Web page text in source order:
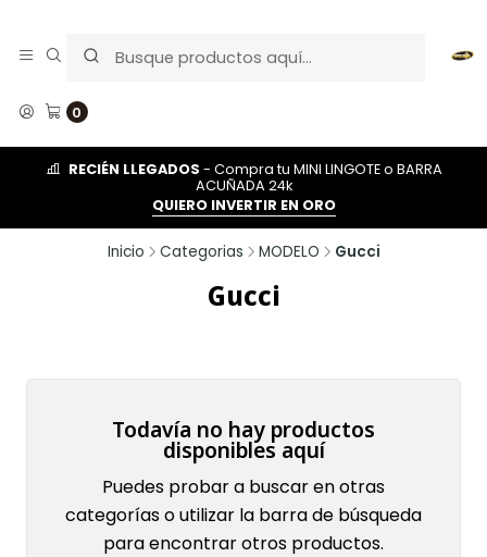
0
RECIÉN LLEGADOS - Compra tu MINI LINGOTE o BARRA
ACUÑADA 24k
QUIERO INVERTIR EN ORO
Inicio Categorias MODELO Gucci
Gucci
Todavía no hay productos
disponibles aquí
Puedes probar a buscar en otras
categorías o utilizar la barra de búsqueda
para encontrar otros productos.